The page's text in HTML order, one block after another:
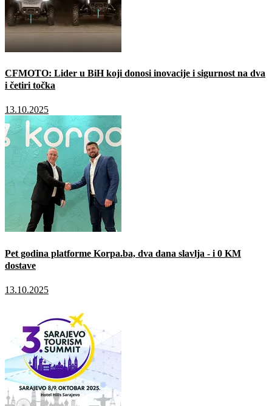
CFMOTO: Lider u BiH koji donosi inovacije i sigurnost na dva
i četiri točka
13.10.2025
Pet godina platforme Korpa.ba, dva dana slavlja - i 0 KM
dostave
13.10.2025